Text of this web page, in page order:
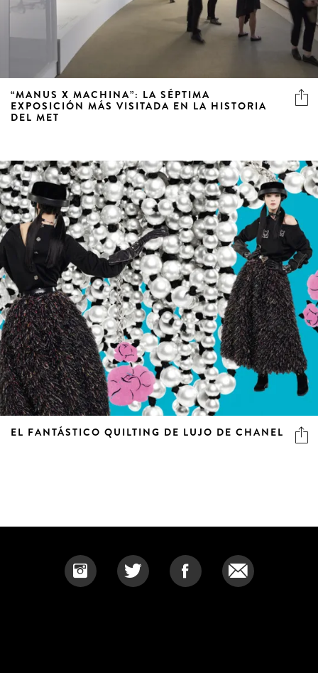
“MANUS X MACHINA”: LA SÉPTIMA
EXPOSICIÓN MÁS VISITADA EN LA HISTORIA
DEL MET
EL FANTÁSTICO QUILTING DE LUJO DE CHANEL